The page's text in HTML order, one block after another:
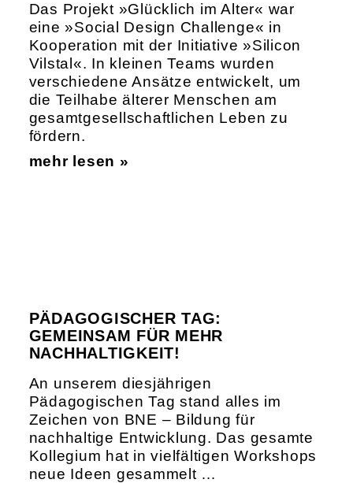
Das Projekt »Glücklich im Alter« war
eine »Social Design Challenge« in
Kooperation mit der Initiative »Silicon
Vilstal«. In kleinen Teams wurden
verschiedene Ansätze entwickelt, um
die Teilhabe älterer Menschen am
gesamt­ge­sell­schaft­li­chen Leben zu
fördern.
mehr lesen »
PÄDAGOGISCHER TAG:
GEMEINSAM FÜR MEHR
NACHHALTIGKEIT!
An unserem diesjährigen
Pädagogischen Tag stand alles im
Zeichen von BNE – Bildung für
nachhaltige Entwicklung. Das gesamte
Kollegium hat in vielfältigen Workshops
neue Ideen gesammelt …